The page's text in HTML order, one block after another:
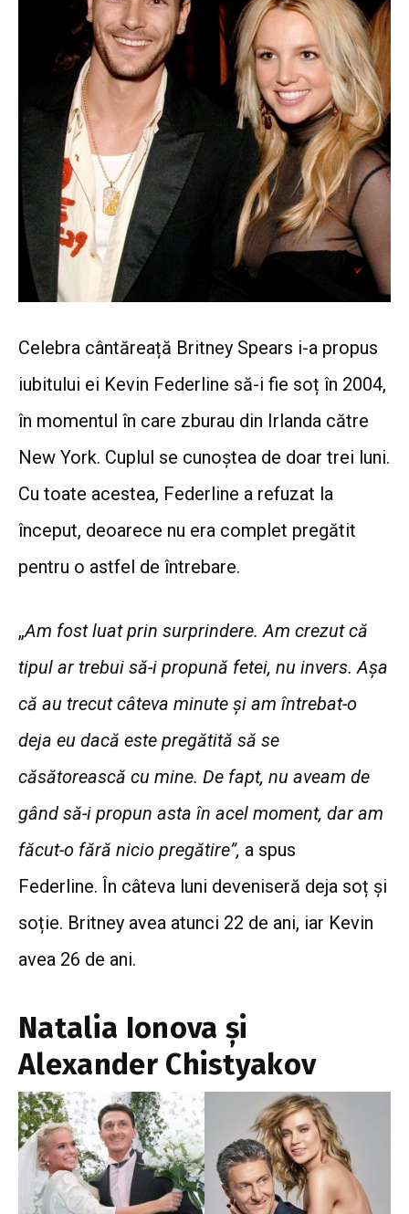
Celebra cântăreață Britney Spears i-a propus
iubitului ei Kevin Federline să-i fie soț în 2004,
în momentul în care zburau din Irlanda către
New York. Cuplul se cunoștea de doar trei luni.
Cu toate acestea, Federline a refuzat la
început, deoarece nu era complet pregătit
pentru o astfel de întrebare.
„Am fost luat prin surprindere. Am crezut că
tipul ar trebui să-i propună fetei, nu invers. Așa
că au trecut câteva minute și am întrebat-o
deja eu dacă este pregătită să se
căsătorească cu mine. De fapt, nu aveam de
gând să-i propun asta în acel moment, dar am
făcut-o fără nicio pregătire”, a spus
Federline. În câteva luni deveniseră deja soț și
soție. Britney avea atunci 22 de ani, iar Kevin
avea 26 de ani.
Natalia Ionova și
Alexander Chistyakov